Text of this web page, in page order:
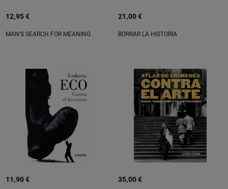
12,95 €
MAN'S SEARCH FOR MEANING
21,00 €
BORRAR LA HISTORIA
11,90 € 35,00 €